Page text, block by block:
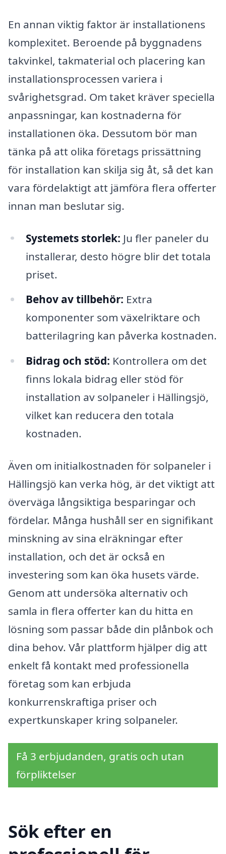
En annan viktig faktor är installationens
komplexitet. Beroende på byggnadens
takvinkel, takmaterial och placering kan
installationsprocessen variera i
svårighetsgrad. Om taket kräver speciella
anpassningar, kan kostnaderna för
installationen öka. Dessutom bör man
tänka på att olika företags prissättning
för installation kan skilja sig åt, så det kan
vara fördelaktigt att jämföra flera offerter
innan man beslutar sig.
Systemets storlek: Ju fler paneler du
installerar, desto högre blir det totala
priset.
Behov av tillbehör: Extra
komponenter som växelriktare och
batterilagring kan påverka kostnaden.
Bidrag och stöd: Kontrollera om det
finns lokala bidrag eller stöd för
installation av solpaneler i Hällingsjö,
vilket kan reducera den totala
kostnaden.
Även om initialkostnaden för solpaneler i
Hällingsjö kan verka hög, är det viktigt att
överväga långsiktiga besparingar och
fördelar. Många hushåll ser en signifikant
minskning av sina elräkningar efter
installation, och det är också en
investering som kan öka husets värde.
Genom att undersöka alternativ och
samla in flera offerter kan du hitta en
lösning som passar både din plånbok och
dina behov. Vår plattform hjälper dig att
enkelt få kontakt med professionella
företag som kan erbjuda
konkurrenskraftiga priser och
expertkunskaper kring solpaneler.
Få 3 erbjudanden, gratis och utan
förpliktelser
Sök efter en